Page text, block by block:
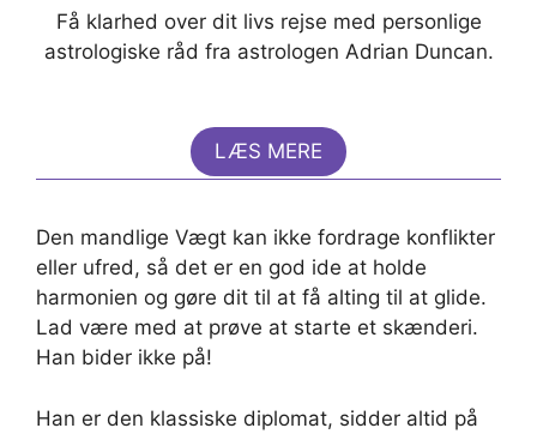
Få klarhed over dit livs rejse med personlige
astrologiske råd fra astrologen Adrian Duncan.
LÆS MERE
Den mandlige Vægt kan ikke fordrage konflikter
eller ufred, så det er en god ide at holde
harmonien og gøre dit til at få alting til at glide.
Lad være med at prøve at starte et skænderi.
Han bider ikke på!
Han er den klassiske diplomat, sidder altid på